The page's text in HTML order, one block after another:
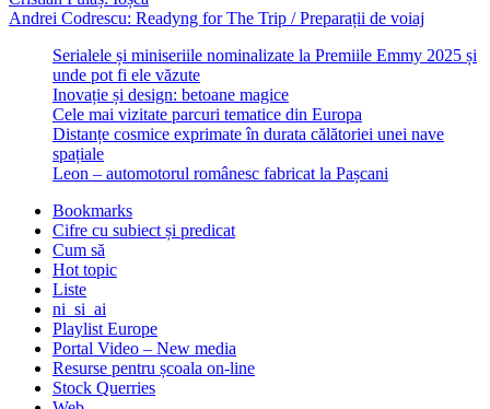
Andrei Codrescu: Readyng for The Trip / Preparații de voiaj
Serialele și miniseriile nominalizate la Premiile Emmy 2025 și
unde pot fi ele văzute
Inovație și design: betoane magice
Cele mai vizitate parcuri tematice din Europa
Distanțe cosmice exprimate în durata călătoriei unei nave
spațiale
Leon – automotorul românesc fabricat la Pașcani
Bookmarks
Cifre cu subiect și predicat
Cum să
Hot topic
Liste
ni_si_ai
Playlist Europe
Portal Video – New media
Resurse pentru școala on-line
Stock Querries